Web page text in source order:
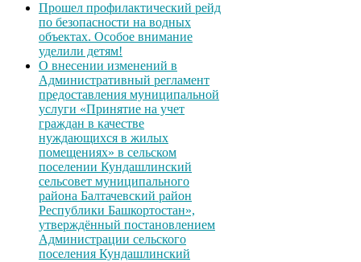
Прошел профилактический рейд
по безопасности на водных
объектах. Особое внимание
уделили детям!
О внесении изменений в
Административный регламент
предоставления муниципальной
услуги «Принятие на учет
граждан в качестве
нуждающихся в жилых
помещениях» в сельском
поселении Кундашлинский
сельсовет муниципального
района Балтачевский район
Республики Башкортостан»,
утверждённый постановлением
Администрации сельского
поселения Кундашлинский